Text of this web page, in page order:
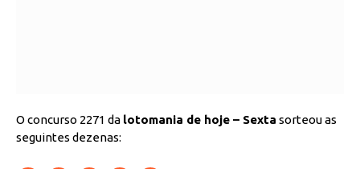
O concurso 2271 da lotomania de hoje – Sexta sorteou as
seguintes dezenas: